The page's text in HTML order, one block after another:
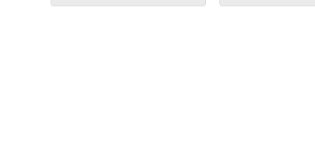
RAL 9006.
väggen och fungerar